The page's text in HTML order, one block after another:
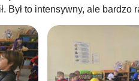
Był to intensywny, ale bardzo